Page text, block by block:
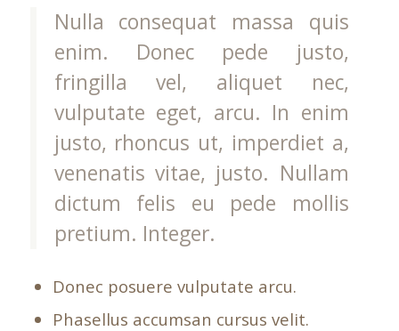
Nulla consequat massa quis
enim. Donec pede justo,
fringilla vel, aliquet nec,
vulputate eget, arcu. In enim
justo, rhoncus ut, imperdiet a,
venenatis vitae, justo. Nullam
dictum felis eu pede mollis
pretium. Integer.
Donec posuere vulputate arcu.
Phasellus accumsan cursus velit.